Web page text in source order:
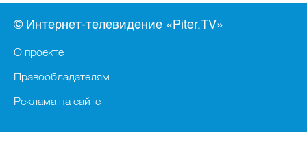
© Интернет-телевидение «Piter.TV»
О проекте
Правообладателям
Реклама на сайте